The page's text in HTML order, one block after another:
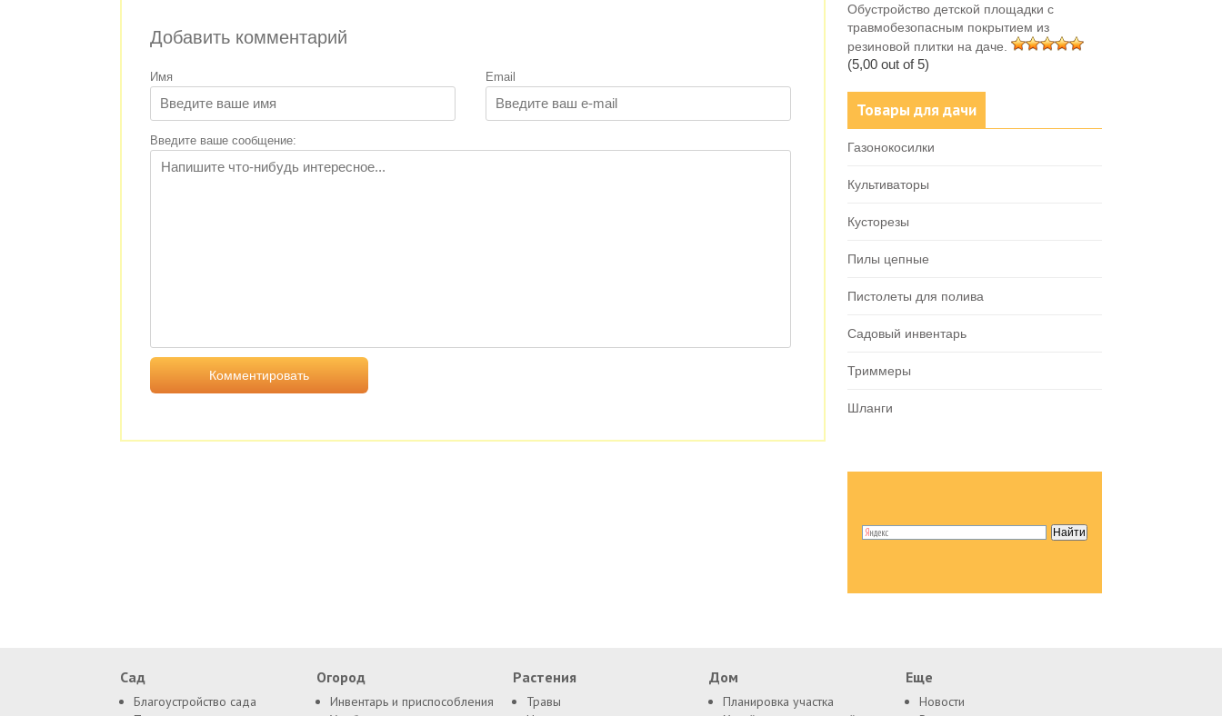
Добавить комментарий
Имя Email
Введите ваше сообщение:
Обустройство детской площадки с
травмобезопасным покрытием из
резиновой плитки на даче.
(5,00 out of 5)
Товары для дачи
Газонокосилки
Культиваторы
Кусторезы
Пилы цепные
Пистолеты для полива
Садовый инвентарь
Триммеры
Шланги
Сад
Благоустройство сада
Огород
Инвентарь и приспособления
Растения
Травы
Дом
Планировка участка
Еще
Новости